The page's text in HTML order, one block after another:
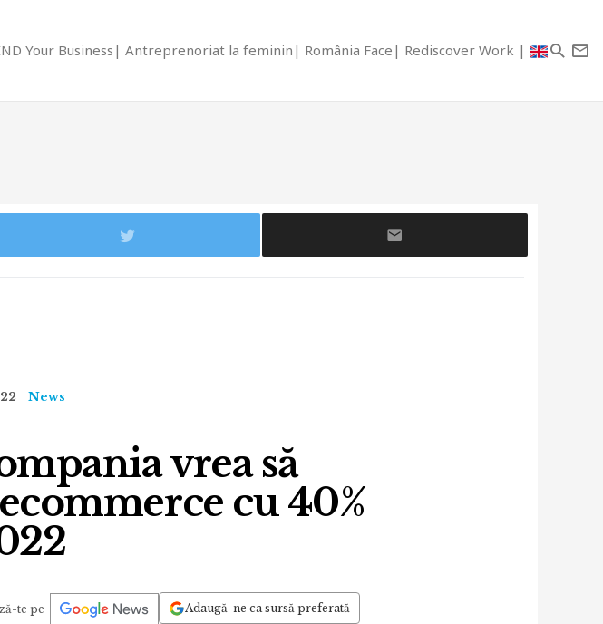
Your Business Antreprenoriat la feminin România Face Rediscover Work
News
vrea să
cu 40%
te pe Adaugă-ne ca sursă preferată